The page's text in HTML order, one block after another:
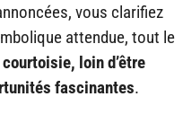
vous clarifiez
attendue, tout le
courtoisie, loin d’être
fascinantes.